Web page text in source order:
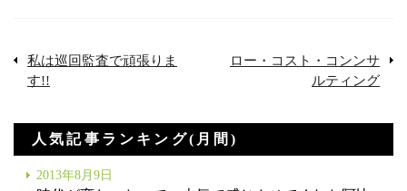
私は巡回監査で頑張りま
す!!
ロー・コスト・コンンサ
ルティング
人気記事ランキング(月間)
2013年8月9日